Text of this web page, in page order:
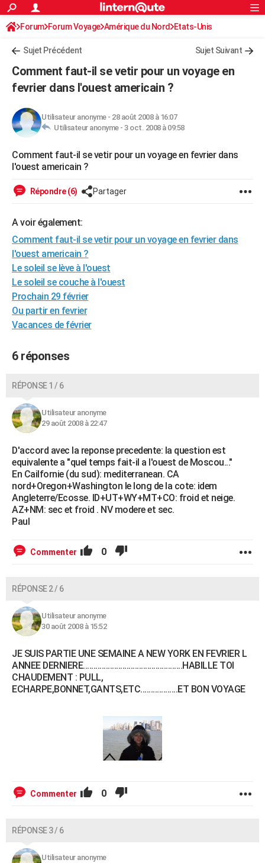
ACTUALITÉS
Politique
Société
Faits Divers
Education
Monde
Villes
+
Programme TV
TNTStreaming
Cinéma
Sorties cinéma
Musique
+FINANCE
Retraite
Impôts
Epargne
Immobilier
Risques naturels par ville
Banque
Assurance
Crédit
AUTO
Essais
Réserver un essai
Citadines
Berlines
SUV
Forum auto
+HIGH-TECH
Mobiles
Meilleur smartphone
Internet
Ordinateurs
Jeux vidéo
Guide high-tech
+BRICOLAGE
WEEK-END
Art de vivre
Bien-être
Loisirs
Mode
Modes de vie
Alimentation
Guide de la santé
Maladies
Médicaments
Sommeil
VOYAGE
Destinations
City break
Voyage nature
Voyage de noces
Forum
Climat
+PHOTO
GUIDES D'ACHAT
BONS PLANS
CARTE DE VOEUX
COPAINS D'AVANT
S'inscrire
Se connecter
Lycées
Collèges
Primaires
Universités
Entreprises
Service militaire
Avis de recherche
AVIS DE DÉCÈS
FORUM
Bricolage
Lifestyle
Culture
SportAuto
Television
Voyage
Cinema
Rechercher
S'inscrire
Connexion
Forum Forum Voyage Amérique du Nord Etats-Unis
Sujet Précédent Sujet Suivant
Comment faut-il se vetir pour un voyage en
fevrier dans l'ouest americain ?
Utilisateur anonyme- 28 août 2008 à 16:07
Utilisateur anonyme - 3 oct. 2008 à 09:58
Comment faut-il se vetir pour un voyage en fevrier dans
l'ouest americain ?
Répondre (6) Partager
A voir également:
Comment faut-il se vetir pour un voyage en fevrier dans
l'ouest americain ?
Le soleil se lève à l'ouest
Le soleil se couche à l'ouest
Prochain 29 février
Ou partir en fevrier
Vacances de février
6 réponses
RÉPONSE 1 / 6
Utilisateur anonyme
29 août 2008 à 22:47
D'accord avec la reponse precedente: la question est
equivalente a "quel temps fait-il a l'ouest de Moscou..."
En Cailfornie (du sud): mediterranean. CA
nord+Oregon+Washington le long de la cote: idem
Angleterre/Ecosse. ID+UT+WY+MT+CO: froid et neige.
AZ+NM: sec et froid . NV modere et sec.
Paul
Commenter 0
RÉPONSE 2 / 6
Utilisateur anonyme
30 août 2008 à 15:52
JE SUIS PARTIE UNE SEMAINE A NEW YORK EN FEVRIER L
ANNEE DERNIERE................................................HABILLE TOI
CHAUDEMENT : PULL,
ECHARPE,BONNET,GANTS,ETC..................ET BON VOYAGE
Commenter 0
RÉPONSE 3 / 6
Utilisateur anonyme